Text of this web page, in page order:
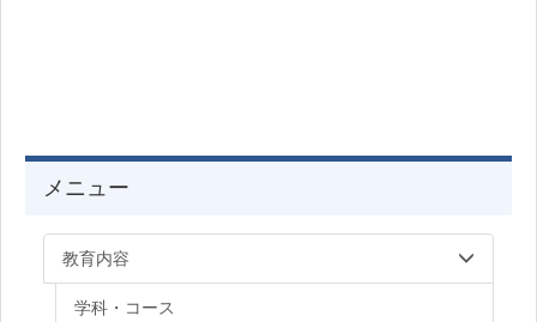
メニュー
教育内容
学科・コース